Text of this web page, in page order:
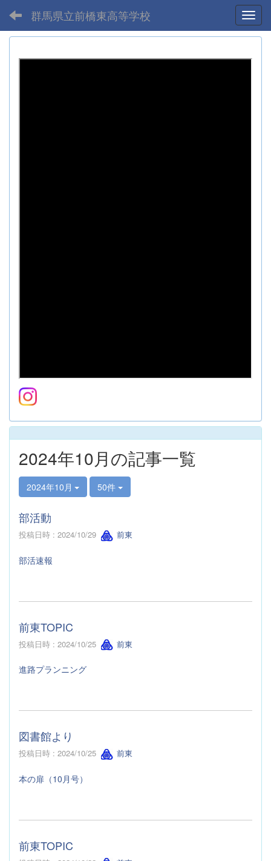
群馬県立前橋東高等学校
2024年10月の記事一覧
2024年10月 50件
部活動
投稿日時 : 2024/10/29 前東
部活速報
前東TOPIC
投稿日時 : 2024/10/25 前東
進路プランニング
図書館より
投稿日時 : 2024/10/25 前東
本の扉（10月号）
前東TOPIC